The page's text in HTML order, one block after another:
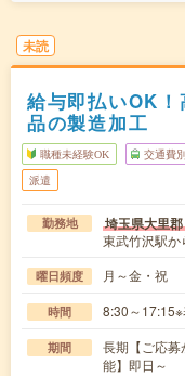
未読
給与即払いOK
品の製造加工
職種未経験OK 交通費
派遣
勤務地 埼玉県大里郡
東武竹沢駅か
曜日頻度 月～金・祝
時間 8:30～17:15※
期間
長期【ご応
能】即日～